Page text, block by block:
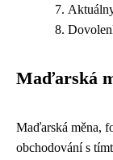
Maďarská
Maďarská měna,
obchodování s